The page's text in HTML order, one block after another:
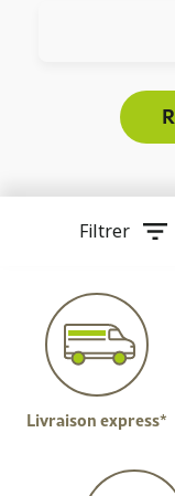
Filtrer
Livraison express*